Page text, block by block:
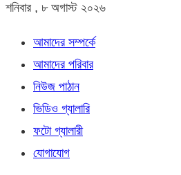
শনিবার , ৮ অগাস্ট ২০২৬
আমাদের সম্পর্কে
আমাদের পরিবার
নিউজ পাঠান
ভিডিও গ্যালারি
ফটো গ্যালারী
যোগাযোগ